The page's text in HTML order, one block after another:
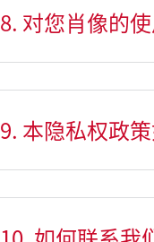
8. 对您肖像的
9. 本隐私权政